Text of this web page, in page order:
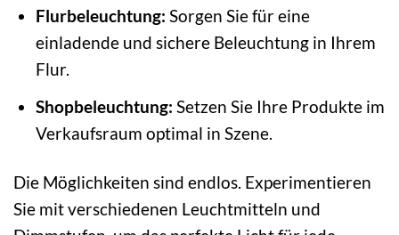
Flurbeleuchtung: Sorgen Sie für eine
einladende und sichere Beleuchtung in Ihrem
Flur.
Shopbeleuchtung: Setzen Sie Ihre Produkte im
Verkaufsraum optimal in Szene.
Die Möglichkeiten sind endlos. Experimentieren
Sie mit verschiedenen Leuchtmitteln und